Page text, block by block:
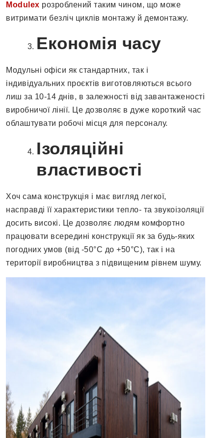
Modulex розроблений таким чином, що може
витримати безліч циклів монтажу й демонтажу.
Економія часу
Модульні офіси як стандартних, так і
індивідуальних проєктів виготовляються всього
лиш за 10-14 днів, в залежності від завантаженості
виробничої лінії. Це дозволяє в дуже короткий час
облаштувати робочі місця для персоналу.
Ізоляційні
властивості
Хоч сама конструкція і має вигляд легкої,
насправді її характеристики тепло- та звукоізоляції
досить високі. Це дозволяє людям комфортно
працювати всередині конструкції як за будь-яких
погодних умов (від -50°C до +50°C), так і на
території виробництва з підвищеним рівнем шуму.